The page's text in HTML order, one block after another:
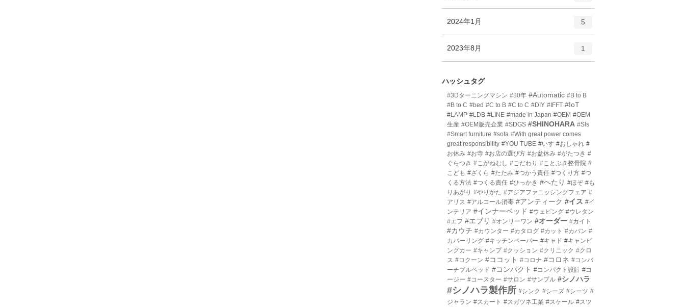
ー
ー
2024年1月
ー
5
2023年8月
リ
数
1
ハッシュタグ
#3Dターニングマシン #80年 #Automatic #B to B
#B to C #bed #C to B #C to C #DIY #IFFT #IoT
#LAMP #LDB #LINE #made in Japan #OEM #OEM
生産 #OEM販売企業 #SDGS #SHINOHARA #Sls
#Smart furniture #sofa #With great power comes
great responsibility #YOU TUBE #いす #おしゃれ #
お休み #お寺 #お店の選び方 #お盆休み #がたつき #
ぐらつき #こがねむし #こだわり #ことぶき整骨院 #
こども #ざくら #たたみ #つかう責任 #つくり方 #つ
くる方法 #つくる責任 #ひっかき #へたり #ほぞ #も
りあがり #やりかた #アジアファニッシングフェア #
アリス #アルコール消毒 #アンティーク #イス #イ
ンテリア #インナーベッド #ウェピング #ウレタン
#エフ #エブリ #オンリーワン #オーダー #カイト
#カウチ #カウンター #カタログ #カット #カバン #
カバーリング #キッチンペーパー #キャド #キャンピ
ングカー #キャンプ #クッション #クリニック #クロ
ス #コクーン #ココット #コロナ #コロネ #コンバ
ーチブルベッド #コンパクト #コンパクト設計 #コ
ージー #コースター #サロン #サンプル #シノハラ
#シノハラ製作所 #シンク #シーズ #シーツ #
ジャラン #スカート #スガツネ工業 #スケール #スツ